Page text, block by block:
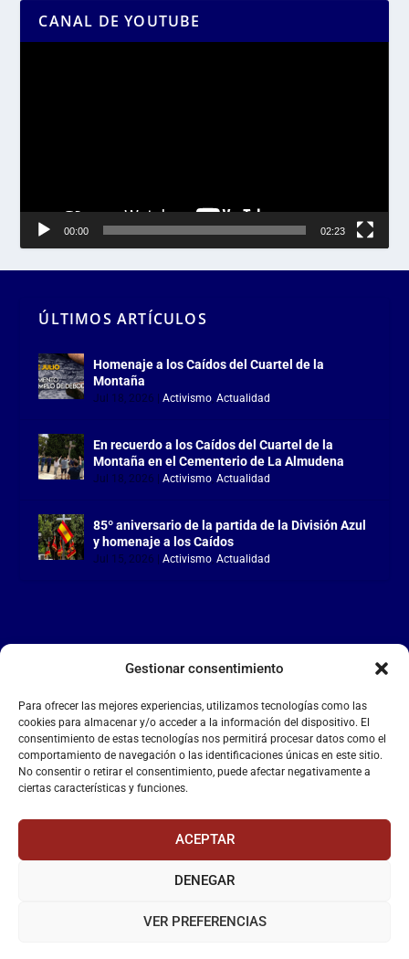
Gestionar consentimiento
Para ofrecer las mejores experiencias, utilizamos tecnologías como las
cookies para almacenar y/o acceder a la información del dispositivo. El
consentimiento de estas tecnologías nos permitirá procesar datos como el
comportamiento de navegación o las identificaciones únicas en este sitio.
No consentir o retirar el consentimiento, puede afectar negativamente a
ciertas características y funciones.
ACEPTAR
DENEGAR
VER PREFERENCIAS
CANAL DE YOUTUBE
00:00 02:23
ÚLTIMOS ARTÍCULOS
Homenaje a los Caídos del Cuartel de la
Montaña
Jul 18, 2026 |Activismo,Actualidad
En recuerdo a los Caídos del Cuartel de la
Montaña en el Cementerio de La Almudena
Jul 18, 2026 |Activismo,Actualidad
85º aniversario de la partida de la División Azul
y homenaje a los Caídos
Jul 15, 2026 |Activismo,Actualidad
LA FALANGE
Reproductor
de
vídeo